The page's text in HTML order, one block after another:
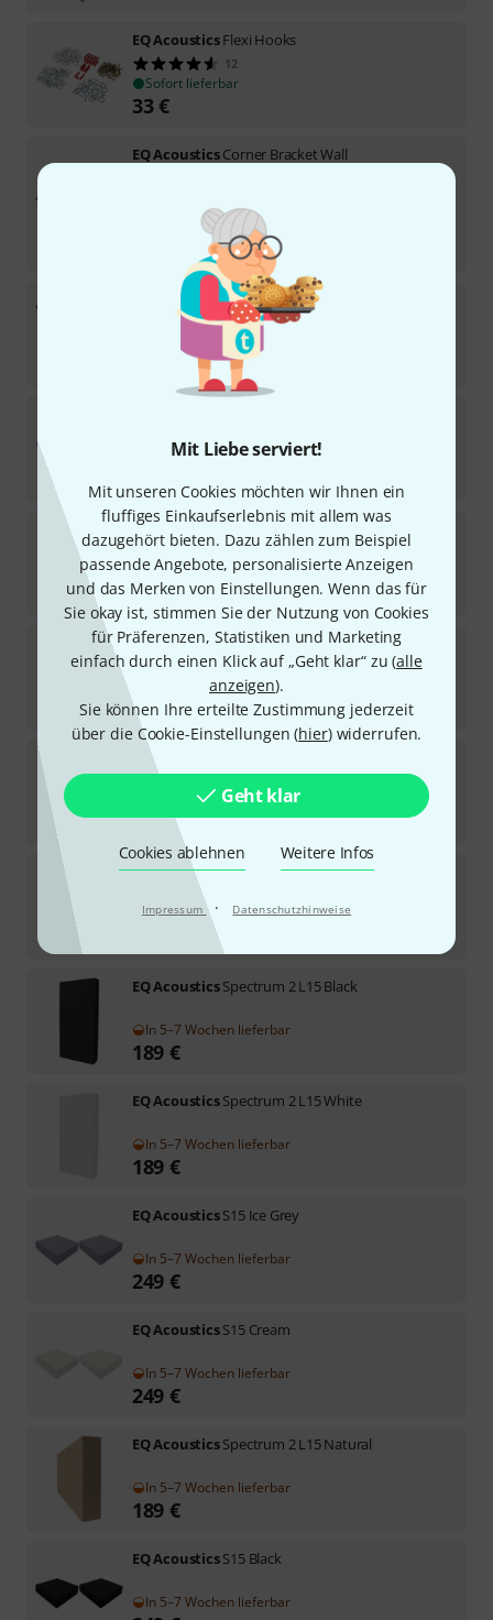
Mit Liebe serviert!
Mit unseren Cookies möchten wir Ihnen ein
fluffiges Einkaufserlebnis mit allem was
dazugehört bieten. Dazu zählen zum Beispiel
passende Angebote, personalisierte Anzeigen
und das Merken von Einstellungen. Wenn das für
Sie okay ist, stimmen Sie der Nutzung von Cookies
für Präferenzen, Statistiken und Marketing
einfach durch einen Klick auf „Geht klar“ zu (alle
anzeigen).
Sie können Ihre erteilte Zustimmung jederzeit
über die Cookie-Einstellungen (hier) widerrufen.
Geht klar
Cookies ablehnen Weitere Infos
Impressum · Datenschutzhinweise
EQ AcousticsFlexi Hooks
12
Sofort lieferbar
33€
EQ AcousticsCorner Bracket Wall
30-Tage-Bestpreis
EQ AcousticsFlexi Fit 32 set
110
Sofort lieferbar
Sofort lieferbar
EQ AcousticsSpectrum 2 L10 Tile Ice Grey
8
Sofort lieferbar
159€
EQ Acoustics Flexi Wires
Sofort lieferbar
39 €
EQ Acoustics
In 5–7 Wochen lieferbar
189€
EQ AcousticsS15 Natural
In 5–7 Wochen lieferbar
EQ AcousticsSpectrum 2 L15 Black
In 5–7 Wochen lieferbar
189 €
EQ AcousticsSpectrum 2 L15 White
In 5–7 Wochen lieferbar
189 €
EQ AcousticsS15 Ice Grey
In 5–7 Wochen lieferbar
249 €
EQ AcousticsS15 Cream
In 5–7 Wochen lieferbar
249 €
EQ AcousticsSpectrum 2 L15 Natural
In 5–7 Wochen lieferbar
189 €
EQ AcousticsS15 Black
In 5–7 Wochen lieferbar